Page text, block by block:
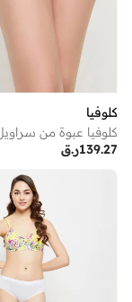
كلوفيا
ر.ق139.27